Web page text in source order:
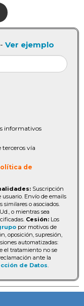
Ver ejemplo
informativos
vía
de
Suscripción
Envío de emails
similares o asociados.
o mientras sea
Cesión: Los
por motivos de
oposición, supresión,
automatizadas:
el tratamiento no se
ante la
de Datos.